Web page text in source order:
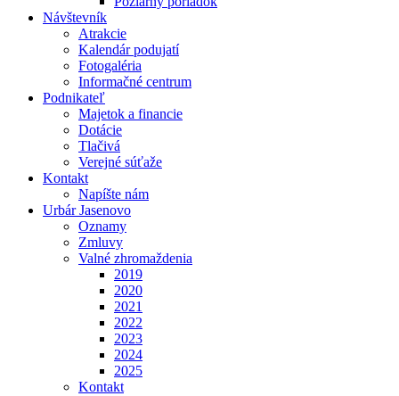
Návštevník
Atrakcie
Kalendár podujatí
Fotogaléria
Informačné centrum
Podnikateľ
Majetok a financie
Dotácie
Tlačivá
Verejné súťaže
Kontakt
Napíšte nám
Urbár Jasenovo
Oznamy
Zmluvy
Valné zhromaždenia
2019
2020
2021
2022
2023
2024
2025
Kontakt